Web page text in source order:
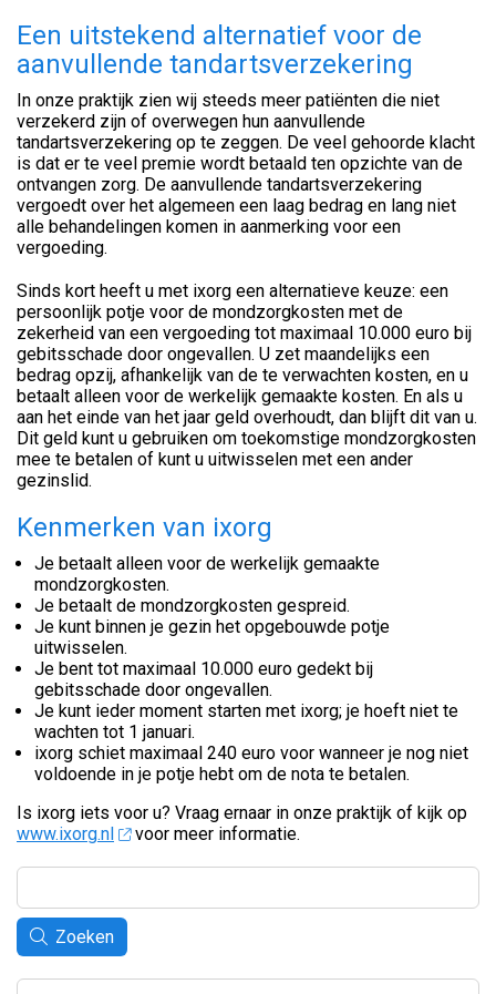
Een uitstekend alternatief voor de
aanvullende tandartsverzekering
In onze praktijk zien wij steeds meer patiënten die niet
verzekerd zijn of overwegen hun aanvullende
tandartsverzekering op te zeggen. De veel gehoorde klacht
is dat er te veel premie wordt betaald ten opzichte van de
ontvangen zorg. De aanvullende tandartsverzekering
vergoedt over het algemeen een laag bedrag en lang niet
alle behandelingen komen in aanmerking voor een
vergoeding.
Sinds kort heeft u met ixorg een alternatieve keuze: een
persoonlijk potje voor de mondzorgkosten met de
zekerheid van een vergoeding tot maximaal 10.000 euro bij
gebitsschade door ongevallen. U zet maandelijks een
bedrag opzij, afhankelijk van de te verwachten kosten, en u
betaalt alleen voor de werkelijk gemaakte kosten. En als u
aan het einde van het jaar geld overhoudt, dan blijft dit van u.
Dit geld kunt u gebruiken om toekomstige mondzorgkosten
mee te betalen of kunt u uitwisselen met een ander
gezinslid.
Kenmerken van ixorg
Je betaalt alleen voor de werkelijk gemaakte
mondzorgkosten.
Je betaalt de mondzorgkosten gespreid.
Je kunt binnen je gezin het opgebouwde potje
uitwisselen.
Je bent tot maximaal 10.000 euro gedekt bij
gebitsschade door ongevallen.
Je kunt ieder moment starten met ixorg; je hoeft niet te
wachten tot 1 januari.
ixorg schiet maximaal 240 euro voor wanneer je nog niet
voldoende in je potje hebt om de nota te betalen.
Is ixorg iets voor u? Vraag ernaar in onze praktijk of kijk op
www.ixorg.nl
voor meer informatie.
Zoeken